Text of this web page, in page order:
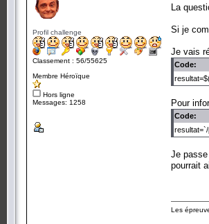
Profil challenge
Classement : 56/55625
Membre Héroïque
Hors ligne
Messages: 1258
La
Si je
Je vais
Code:
Pour
Code:
Je passe
pourrait
Les